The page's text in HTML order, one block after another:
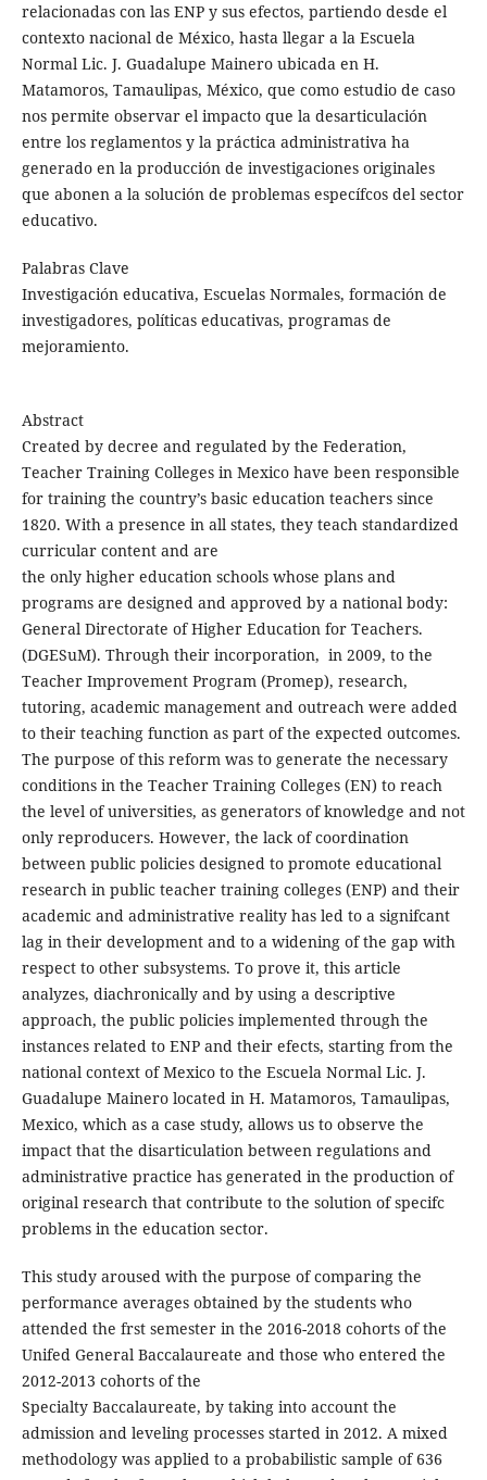
relacionadas con las ENP y sus efectos, partiendo desde el
contexto nacional de México, hasta llegar a la Escuela
Normal Lic. J. Guadalupe Mainero ubicada en H.
Matamoros, Tamaulipas, México, que como estudio de caso
nos permite observar el impacto que la desarticulación
entre los reglamentos y la práctica administrativa ha
generado en la producción de investigaciones originales
que abonen a la solución de problemas específcos del sector
educativo.
Palabras Clave
Investigación educativa, Escuelas Normales, formación de
investigadores, políticas educativas, programas de
mejoramiento.
Abstract
Created by decree and regulated by the Federation,
Teacher Training Colleges in Mexico have been responsible
for training the country’s basic education teachers since
1820. With a presence in all states, they teach standardized
curricular content and are
the only higher education schools whose plans and
programs are designed and approved by a national body:
General Directorate of Higher Education for Teachers.
(DGESuM). Through their incorporation, in 2009, to the
Teacher Improvement Program (Promep), research,
tutoring, academic management and outreach were added
to their teaching function as part of the expected outcomes.
The purpose of this reform was to generate the necessary
conditions in the Teacher Training Colleges (EN) to reach
the level of universities, as generators of knowledge and not
only reproducers. However, the lack of coordination
between public policies designed to promote educational
research in public teacher training colleges (ENP) and their
academic and administrative reality has led to a signifcant
lag in their development and to a widening of the gap with
respect to other subsystems. To prove it, this article
analyzes, diachronically and by using a descriptive
approach, the public policies implemented through the
instances related to ENP and their efects, starting from the
national context of Mexico to the Escuela Normal Lic. J.
Guadalupe Mainero located in H. Matamoros, Tamaulipas,
Mexico, which as a case study, allows us to observe the
impact that the disarticulation between regulations and
administrative practice has generated in the production of
original research that contribute to the solution of specifc
problems in the education sector.
This study aroused with the purpose of comparing the
performance averages obtained by the students who
attended the frst semester in the 2016-2018 cohorts of the
Unifed General Baccalaureate and those who entered the
2012-2013 cohorts of the
Specialty Baccalaureate, by taking into account the
admission and leveling processes started in 2012. A mixed
methodology was applied to a probabilistic sample of 636